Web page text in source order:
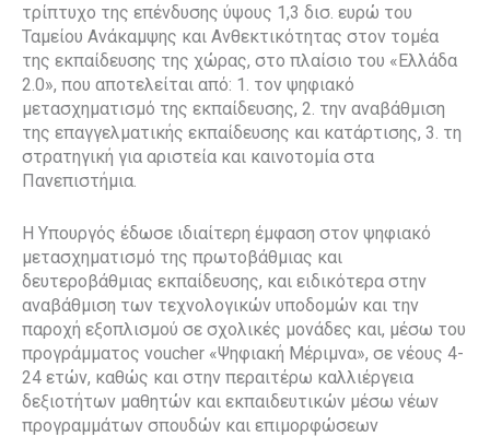
τρίπτυχο της επένδυσης ύψους 1,3 δισ. ευρώ του
Ταμείου Ανάκαμψης και Ανθεκτικότητας στον τομέα
της εκπαίδευσης της χώρας, στο πλαίσιο του «Ελλάδα
2.0», που αποτελείται από: 1. τον ψηφιακό
μετασχηματισμό της εκπαίδευσης, 2. την αναβάθμιση
της επαγγελματικής εκπαίδευσης και κατάρτισης, 3. τη
στρατηγική για αριστεία και καινοτομία στα
Πανεπιστήμια.
Η Υπουργός έδωσε ιδιαίτερη έμφαση στον ψηφιακό
μετασχηματισμό της πρωτοβάθμιας και
δευτεροβάθμιας εκπαίδευσης, και ειδικότερα στην
αναβάθμιση των τεχνολογικών υποδομών και την
παροχή εξοπλισμού σε σχολικές μονάδες και, μέσω του
προγράμματος voucher «Ψηφιακή Μέριμνα», σε νέους 4-
24 ετών, καθώς και στην περαιτέρω καλλιέργεια
δεξιοτήτων μαθητών και εκπαιδευτικών μέσω νέων
προγραμμάτων σπουδών και επιμορφώσεων